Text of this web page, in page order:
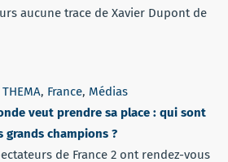
aucune trace de Xavier Dupont de
THEMA, France, Médias
veut prendre sa place : qui sont
grands champions ?
de France 2 ont rendez-vous